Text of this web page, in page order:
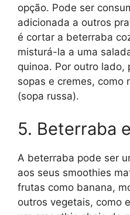
opção. Pode ser
adicionada a outros
é cortar a beterraba
misturá-la a uma
quinoa. Por outro lado,
sopas e cremes, como
(sopa russa).
5. Beterraba
A beterraba pode ser
aos seus smoothies
frutas como banana,
outros vegetais, como